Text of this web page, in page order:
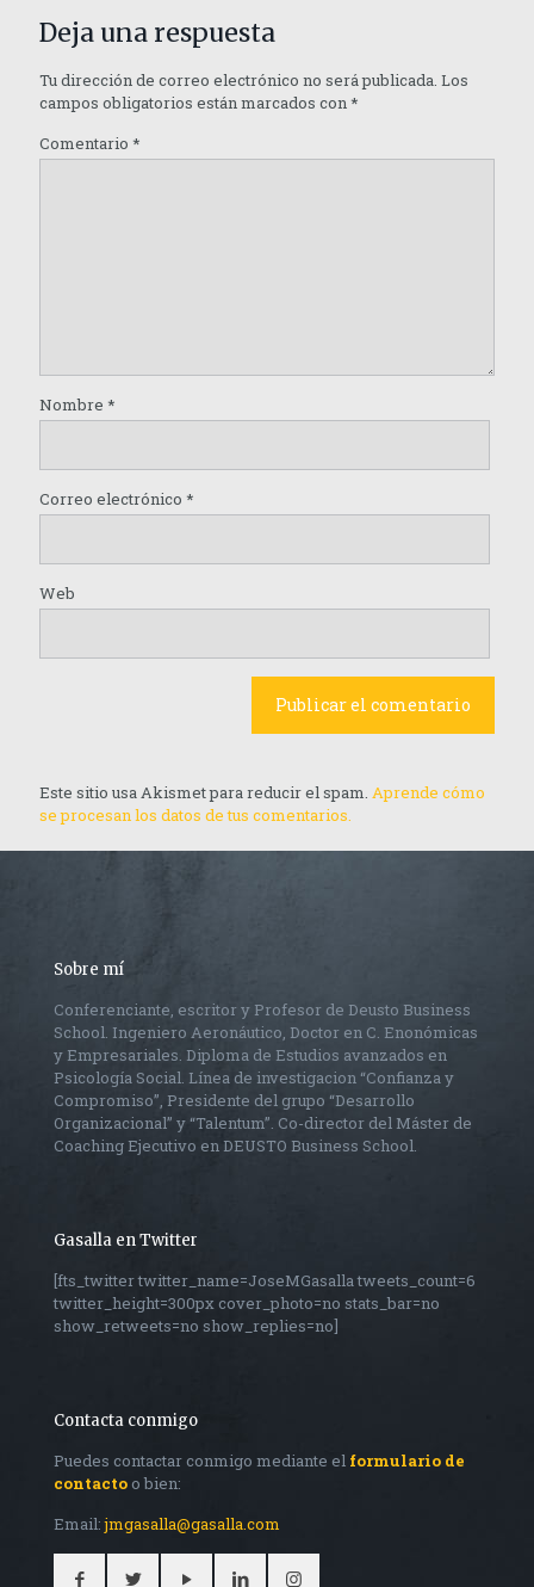
Deja una respuesta
Tu dirección de correo electrónico no será publicada. Los
campos obligatorios están marcados con*
Comentario *
Nombre *
Correo electrónico *
Web
Este sitio usa Akismet para reducir el spam. Aprende cómo
se procesan los datos de tus comentarios.
Sobre mí
Conferenciante, escritor y Profesor de Deusto Business
School. Ingeniero Aeronáutico, Doctor en C. Enonómicas
y Empresariales. Diploma de Estudios avanzados en
Psicología Social. Línea de investigacion “Confianza y
Compromiso”, Presidente del grupo “Desarrollo
Organizacional” y “Talentum”. Co-director del Máster de
Coaching Ejecutivo en DEUSTO Business School.
Gasalla en Twitter
[fts_twitter twitter_name=JoseMGasalla tweets_count=6
twitter_height=300px cover_photo=no stats_bar=no
show_retweets=no show_replies=no]
Contacta conmigo
Puedes contactar conmigo mediante el formulario de
contacto o bien:
Email:jmgasalla@gasalla.com